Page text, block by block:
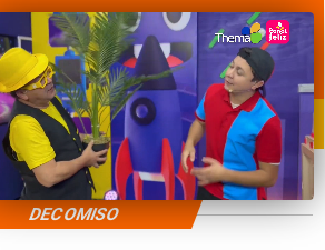
INTERNACIONAL DEPORTES
DECOMISO